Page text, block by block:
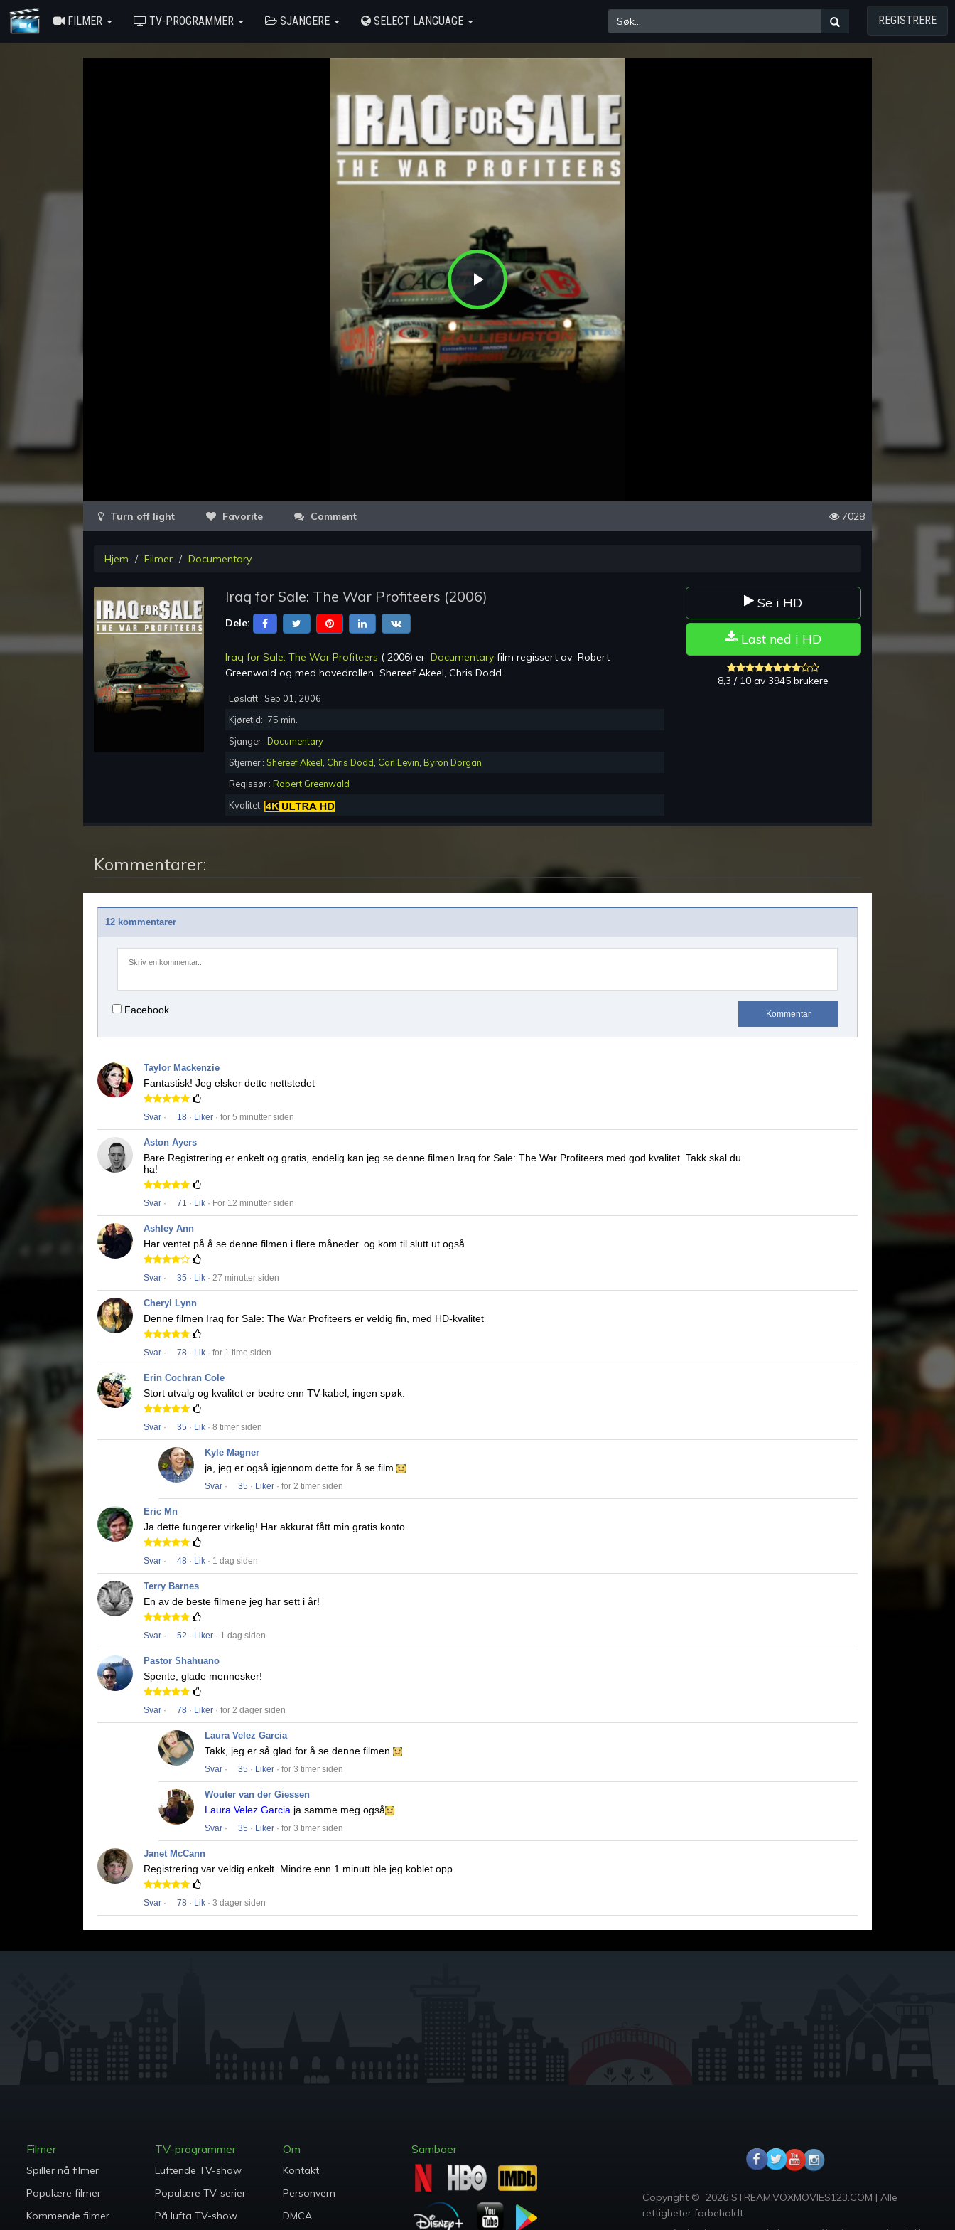
FILMER TV-PROGRAMMER SJANGERE SELECT LANGUAGE REGISTRERE
Play
Video
Favorite Comment 7028
Hjem Filmer Documentary
Iraq for Sale: The War Profiteers (2006)
Dele:
Iraq for Sale: The War Profiteers ( 2006) er Documentary film regissert av Robert
Greenwald og med hovedrollen Shereef Akeel, Chris Dodd.
Løslatt : Sep 01, 2006
Kjøretid: 75 min.
Sjanger : Documentary
Stjerner : Shereef Akeel, Chris Dodd, Carl Levin, Byron Dorgan
Regissør : Robert Greenwald
Kvalitet:
Se i HD
Last ned i HD
8,3 / 10 av 3945 brukere
Kommentarer:
12 kommentarer
Facebook Kommentar
Taylor Mackenzie
Fantastisk! Jeg elsker dette nettstedet
Svar · 18 · Liker · for 5 minutter siden
Aston Ayers
Bare Registrering er enkelt og gratis, endelig kan jeg se denne filmen Iraq for Sale: The War Profiteers med god kvalitet. Takk skal du
ha!
Svar · 71 · Lik · For 12 minutter siden
Ashley Ann
Har ventet på å se denne filmen i flere måneder. og kom til slutt ut også
Svar · 35 · Lik · 27 minutter siden
Cheryl Lynn
Denne filmen Iraq for Sale: The War Profiteers er veldig fin, med HD-kvalitet
Svar · 78 · Lik · for 1 time siden
Erin Cochran Cole
Stort utvalg og kvalitet er bedre enn TV-kabel, ingen spøk.
Svar · 35 · Lik · 8 timer siden
Kyle Magner
ja, jeg er også igjennom dette for å se film
Svar · 35 · Liker · for 2 timer siden
Eric Mn
Ja dette fungerer virkelig! Har akkurat fått min gratis konto
Svar · 48 · Lik · 1 dag siden
Terry Barnes
En av de beste filmene jeg har sett i år!
Svar · 52 · Liker · 1 dag siden
Pastor Shahuano
Spente, glade mennesker!
Svar · 78 · Liker · for 2 dager siden
Laura Velez Garcia
Takk, jeg er så glad for å se denne filmen
Svar · 35 · Liker · for 3 timer siden
Wouter van der Giessen
Laura Velez Garcia ja samme meg også
Svar · 35 · Liker · for 3 timer siden
Janet McCann
Registrering var veldig enkelt. Mindre enn 1 minutt ble jeg koblet opp
Svar · 78 · Lik · 3 dager siden
Filmer
Spiller nå filmer
Populære filmer
Kommende filmer
TV-programmer
Luftende TV-show
Populære TV-serier
På lufta TV-show
Om
Kontakt
Personvern
DMCA
Samboer
Copyright © 2026 STREAM.VOXMOVIES123.COM | Alle
rettigheter forbeholdt